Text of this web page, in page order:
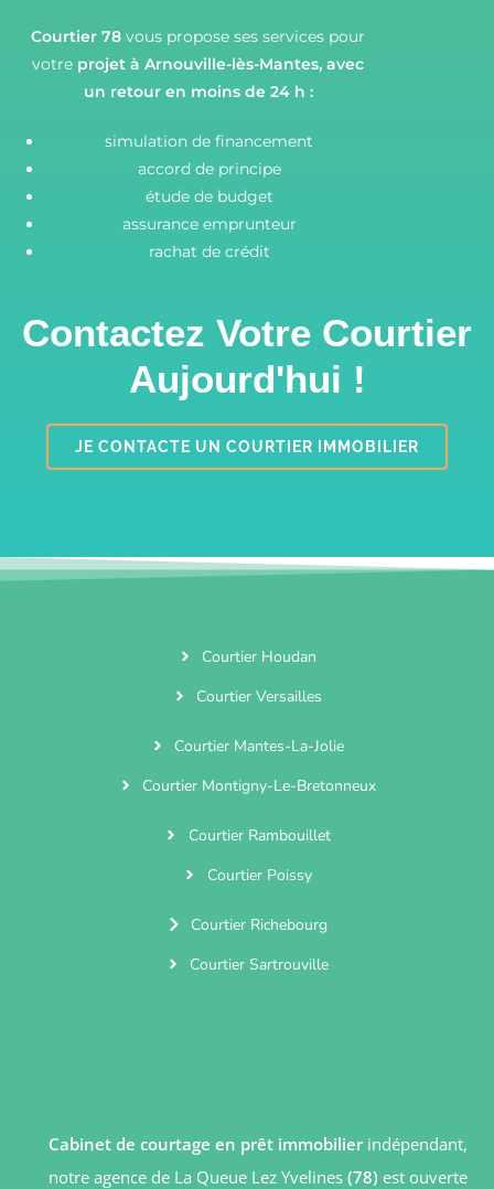
Contactez Votre Courtier
Aujourd'hui !
JE CONTACTE UN COURTIER IMMOBILIER
Courtier 78 vous propose ses services pour
votre projet à Arnouville-lès-Mantes, avec
un retour en moins de 24 h :
simulation de financement
accord de principe
étude de budget
assurance emprunteur
rachat de crédit
Courtier Houdan
Courtier Versailles
Courtier Mantes-La-Jolie
Courtier Montigny-Le-Bretonneux
Courtier Rambouillet
Courtier Poissy
Courtier Richebourg
Courtier Sartrouville
Cabinet de courtage en prêt immobilierindépendant,
notre agence de La Queue Lez Yvelines (78) est ouverte